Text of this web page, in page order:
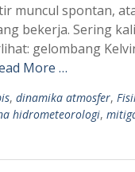
muncul spontan,
bekerja. Sering
gelombang
More …
, dinamika atmosfer,
hidrometeorologi,